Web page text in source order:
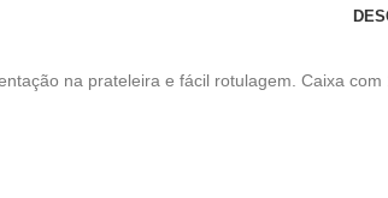
na prateleira e fácil rotulagem. Caixa